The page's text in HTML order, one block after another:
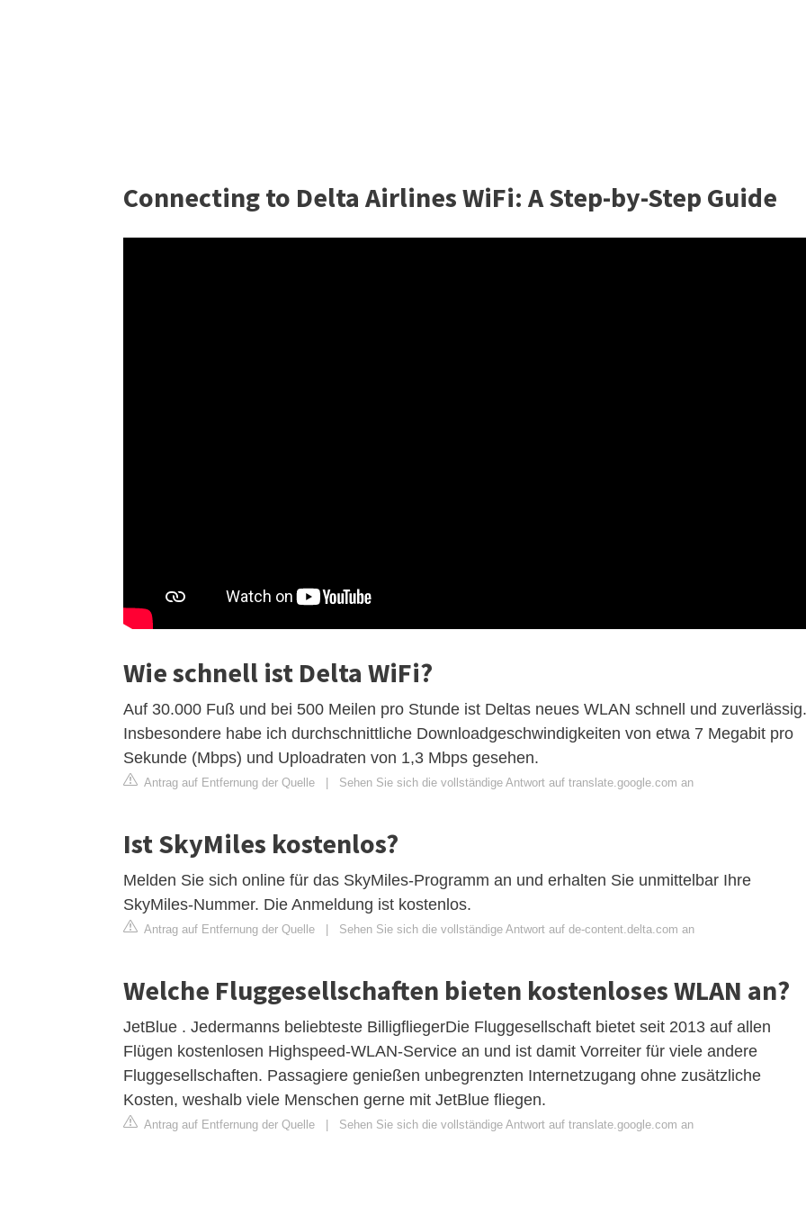
Connecting to Delta Airlines WiFi: A Step-by-Step Guide
Wie schnell ist Delta WiFi?
Auf 30.000 Fuß und bei 500 Meilen pro Stunde ist Deltas neues WLAN schnell und zuverlässig.
Insbesondere habe ich durchschnittliche Downloadgeschwindigkeiten von etwa 7 Megabit pro
Sekunde (Mbps) und Uploadraten von 1,3 Mbps gesehen.
Antrag auf Entfernung der Quelle | Sehen Sie sich die vollständige Antwort auf translate.google.com an
Ist SkyMiles kostenlos?
Melden Sie sich online für das SkyMiles-Programm an und erhalten Sie unmittelbar Ihre
SkyMiles-Nummer. Die Anmeldung ist kostenlos.
Antrag auf Entfernung der Quelle | Sehen Sie sich die vollständige Antwort auf de-content.delta.com an
Welche Fluggesellschaften bieten kostenloses WLAN an?
JetBlue . Jedermanns beliebteste BilligfliegerDie Fluggesellschaft bietet seit 2013 auf allen
Flügen kostenlosen Highspeed-WLAN-Service an und ist damit Vorreiter für viele andere
Fluggesellschaften. Passagiere genießen unbegrenzten Internetzugang ohne zusätzliche
Kosten, weshalb viele Menschen gerne mit JetBlue fliegen.
Antrag auf Entfernung der Quelle | Sehen Sie sich die vollständige Antwort auf translate.google.com an